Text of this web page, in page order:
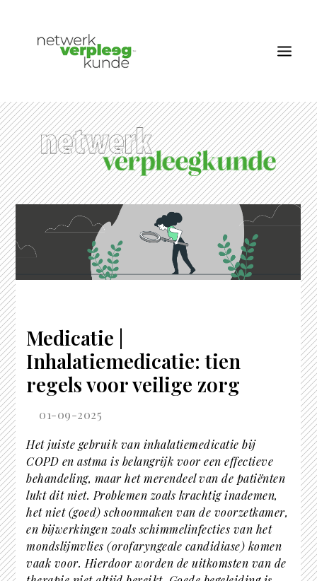
OVER NETWERK VERPLEEGKUNDE
NIEUWS
RUBRIEKEN
EDITIES
VACATURES
LID WORDEN
Medicatie |
Inhalatiemedicatie: tien
regels voor veilige zorg
01-09-2025
Het juiste gebruik van inhalatiemedicatie bij
COPD en astma is belangrijk voor een effectieve
behandeling, maar het merendeel van de patiënten
lukt dit niet. Problemen zoals krachtig inademen,
het niet (goed) schoonmaken van de voorzetkamer,
en bijwerkingen zoals schimmelinfecties van het
mondslijmvlies (orofaryngeale candidiase) komen
vaak voor. Hierdoor worden de uitkomsten van de